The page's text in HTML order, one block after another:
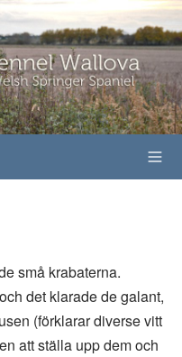
små krabaterna.
det klarade de galant,
(förklarar diverse vitt
att ställa upp dem och